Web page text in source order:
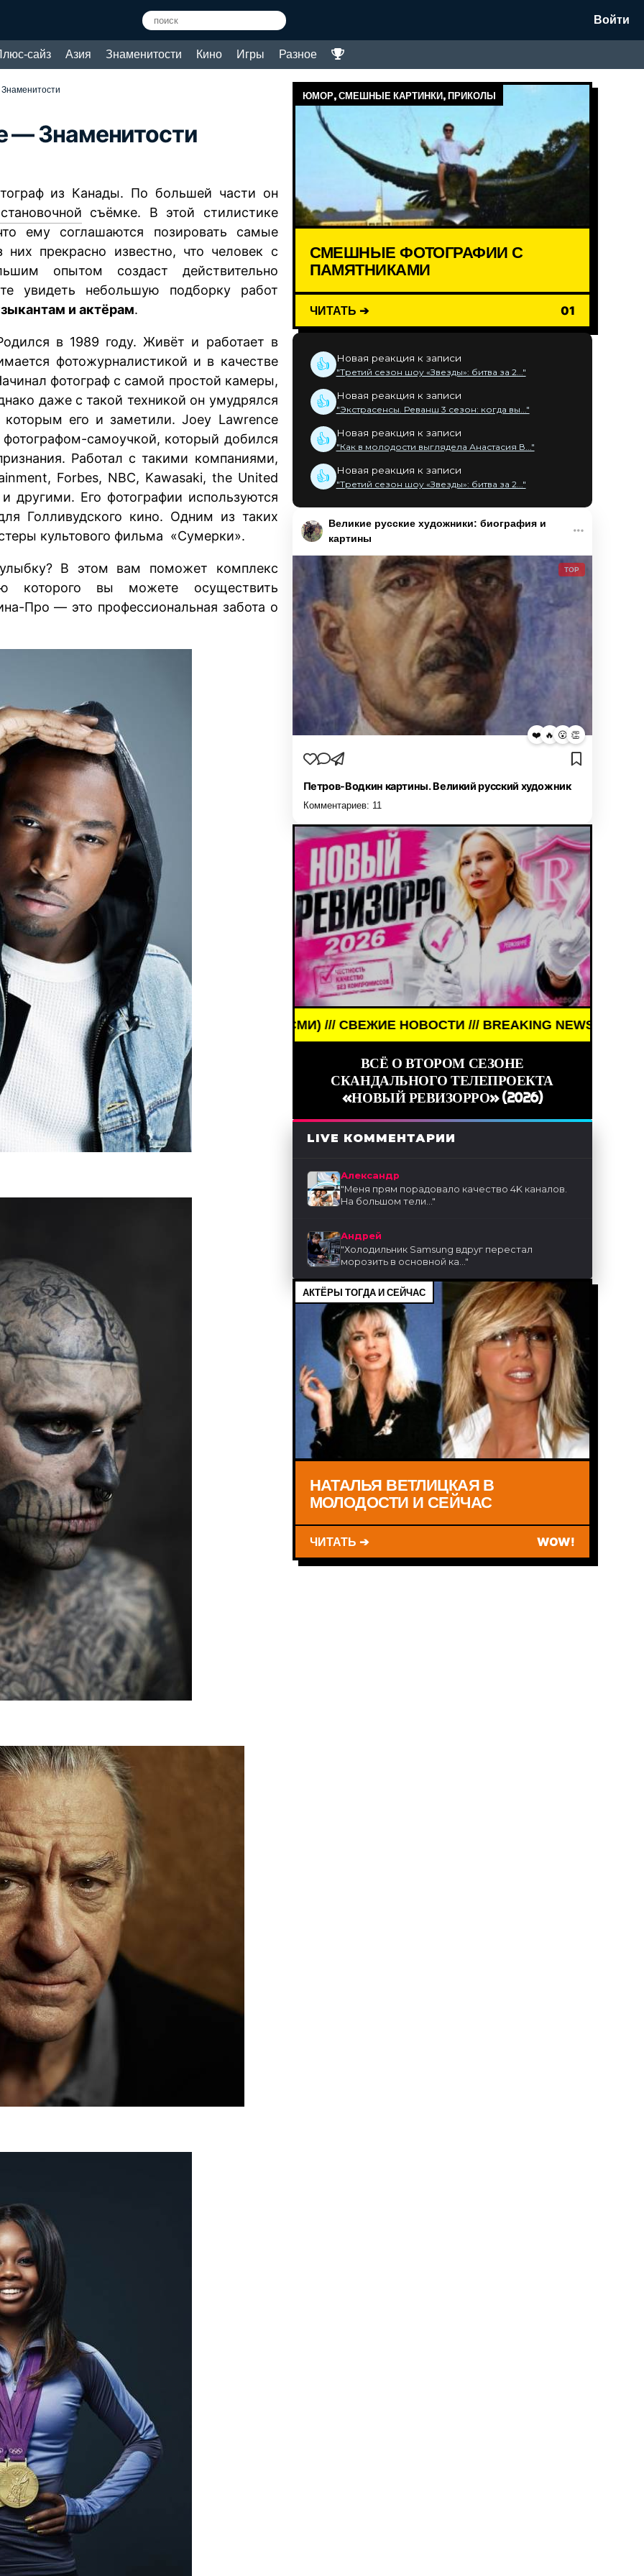
Войти
сайз Азия Знаменитости Кино Игры Разное
— Знаменитости
из Канады. По большей части он
съёмке. В этой стилистике
ему соглашаются позировать самые
прекрасно известно, что человек с
опытом создаст действительно
увидеть небольшую подборку работ
и актёрам.
в 1989 году. Живёт и работает в
фотожурналистикой и в качестве
фотограф с самой простой камеры,
даже с такой техникой он умудрялся
его и заметили. Joey Lawrence
самоучкой, который добился
Работал с такими компаниями,
Forbes, NBC, Kawasaki, the United
другими. Его фотографии используются
Голливудского кино. Одним из таких
культового фильма «Сумерки».
В этом вам поможет комплекс
вы можете осуществить
Про — это профессиональная забота о
ЮМОР, СМЕШНЫЕ КАРТИНКИ, ПРИКОЛЫ
СМЕШНЫЕ ФОТОГРАФИИ С
ПАМЯТНИКАМИ
ЧИТАТЬ ➔ 01
👍 Новая реакция к записи
"Третий сезон шоу «Звезды»: битва за 2..."
👍 Новая реакция к записи
"Экстрасенсы. Реванш 3 сезон: когда вы..."
👍 Новая реакция к записи
"Как в молодости выглядела Анастасия В..."
👍 Новая реакция к записи
"Третий сезон шоу «Звезды»: битва за 2..."
Великие русские художники: биография и
картины
TOP
❤️ 🔥 😮 👏
Петров-Водкин картины. Великий русский художник
Комментариев: 11
NEWS /// НОВОСТИ (СМИ) /// СВЕЖИЕ НОВОСТИ /// BREAKING NEWS /// НОВОСТИ (СМИ) ///
ВСЁ О ВТОРОМ СЕЗОНЕ
СКАНДАЛЬНОГО ТЕЛЕПРОЕКТА
«НОВЫЙ РЕВИЗОРРО» (2026)
LIVE КОММЕНТАРИИ
Александр
"Меня прям порадовало качество 4K каналов.
На большом тели..."
Андрей
"Холодильник Samsung вдруг перестал
морозить в основной ка..."
АКТЁРЫ ТОГДА И СЕЙЧАС
НАТАЛЬЯ ВЕТЛИЦКАЯ В
МОЛОДОСТИ И СЕЙЧАС
ЧИТАТЬ ➔ WOW!